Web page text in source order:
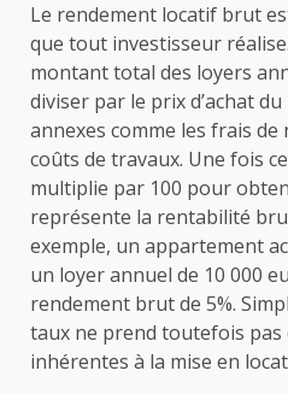
Le rendement locatif brut
que tout investisseur
montant total des loyers
diviser par le prix d’achat
annexes comme les frais
coûts de travaux. Une fois
multiplie par 100 pour
représente la rentabilité
exemple, un appartement
un loyer annuel de 10 000
rendement brut de 5%.
taux ne prend toutefois pas
inhérentes à la mise en